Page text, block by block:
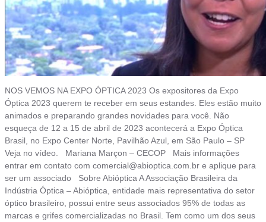
NOS VEMOS NA EXPO ÓPTICA 2023 Os expositores da Expo
Óptica 2023 querem te receber em seus estandes. Eles estão muito
animados e preparando grandes novidades para você. Não
esqueça de 12 a 15 de abril de 2023 acontecerá a Expo Óptica
Brasil, no Expo Center Norte, Pavilhão Azul, em São Paulo – SP
Veja no vídeo. Mariana Marçon – CECOP Mais informações
entrar em contato com comercial@abioptica.com.br e aplique para
ser um associado Sobre Abióptica A Associação Brasileira da
Indústria Óptica – Abióptica, entidade mais representativa do setor
óptico brasileiro, possui entre seus associados 95% de todas as
marcas e grifes comercializadas no Brasil. Tem como um dos seus